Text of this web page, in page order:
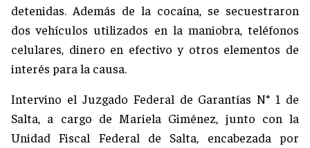
detenidas. Además de la cocaína, se secuestraron
dos vehículos utilizados en la maniobra, teléfonos
celulares, dinero en efectivo y otros elementos de
interés para la causa.
Intervino el Juzgado Federal de Garantías N° 1 de
Salta, a cargo de Mariela Giménez, junto con la
Unidad Fiscal Federal de Salta, encabezada por